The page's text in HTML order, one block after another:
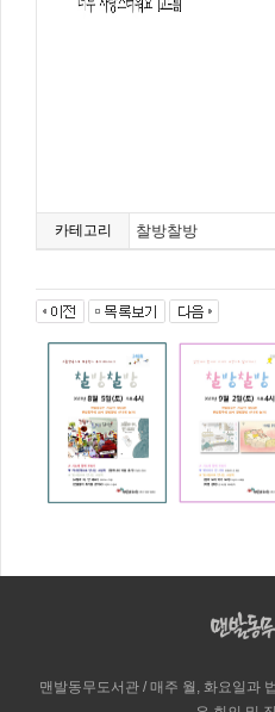
카테고리 찰방찰방
맨발동무도서관 / 매주 월, 화요일과